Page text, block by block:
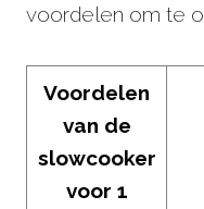
voordelen om te
Voordelen
van de
slowcooker
voor 1